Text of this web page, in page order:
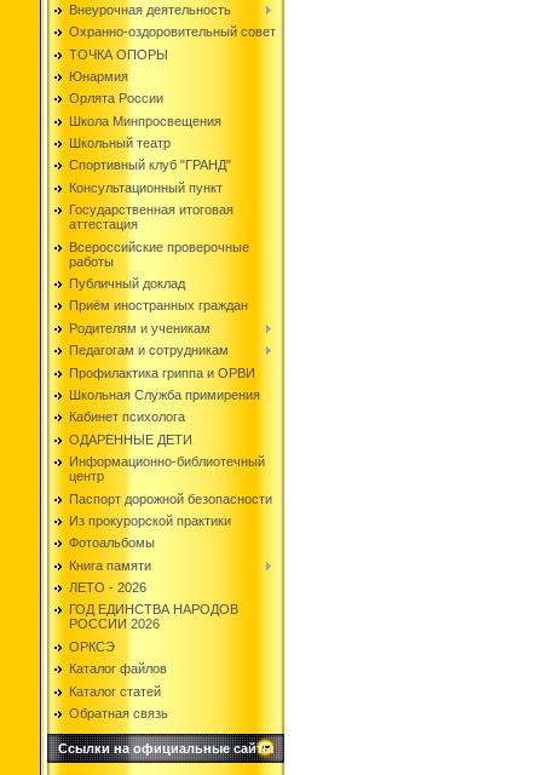
Внеурочная деятельность
Охранно-оздоровительный совет
ТОЧКА ОПОРЫ
Юнармия
Орлята России
Школа Минпросвещения
Школьный театр
Спортивный клуб "ГРАНД"
Консультационный пункт
Государственная итоговая
аттестация
Всероссийские проверочные
работы
Публичный доклад
Приём иностранных граждан
Родителям и ученикам
Педагогам и сотрудникам
Профилактика гриппа и ОРВИ
Школьная Служба примирения
Кабинет психолога
ОДАРЕННЫЕ ДЕТИ
Информационно-библиотечный
центр
Паспорт дорожной безопасности
Из прокурорской практики
Фотоальбомы
Книга памяти
ЛЕТО - 2026
ГОД ЕДИНСТВА НАРОДОВ
РОССИИ 2026
ОРКСЭ
Каталог файлов
Каталог статей
Обратная связь
Ссылки на официальные сайты